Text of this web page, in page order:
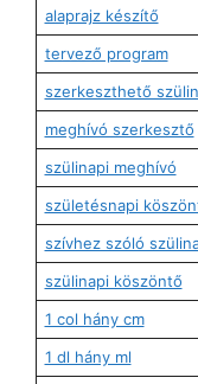
alaprajz készítő
tervező program
szerkeszthető
meghívó szerkesztő
szülinapi meghívó
születésnapi
szívhez szóló
szülinapi köszöntő
1 col hány cm
1 dl hány ml